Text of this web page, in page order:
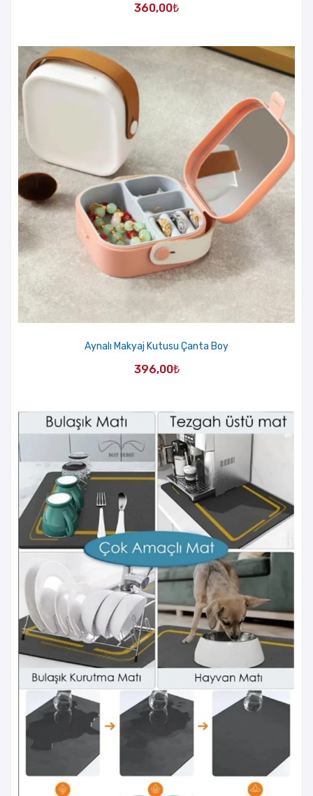
360,00₺
Aynalı Makyaj Kutusu Çanta Boy
396,00₺